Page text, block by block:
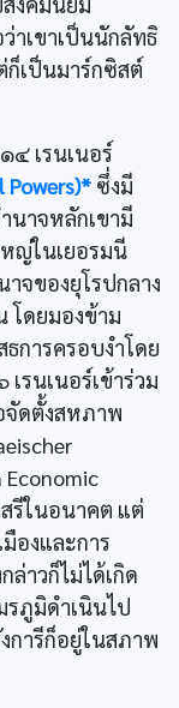
าเขาเป็นนักลัทธิ
เป็นมาร์กซิสต์
๔ เรนเนอร์
ซึ่งมี
นาจหลักเขามี
ญ่ในเยอรมนี
จของยุโรปกลาง
โดยมองข้าม
การครอบงำโดย
รนเนอร์เข้าร่วม
จัดตั้งสหภาพ
สรีในอนาคต แต่
องและการ
าวก็ไม่ได้เกิด
รภูมิดำเนินไป
การีก็อยู่ในสภาพ